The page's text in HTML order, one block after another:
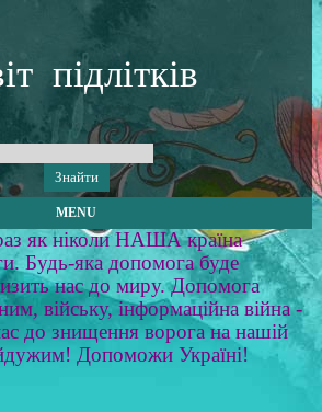
підлітків
MENU
як ніколи НАША країна
Будь-яка допомога буде
нас до миру. Допомога
війську, інформаційна війна -
до знищення ворога на нашій
Допоможи Україні!